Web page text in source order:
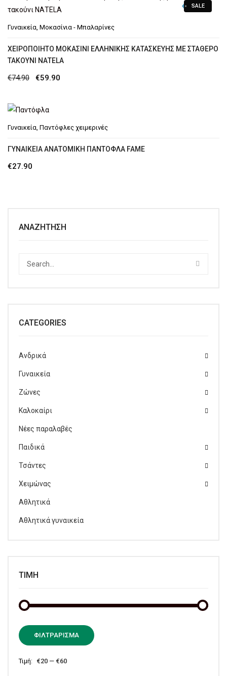
SALE
Γυναικεία Μοκασίνια - Μπαλαρίνες
XΕΙΡΟΠΟΊΗΤΟ ΜΟΚΑΣΊΝΙ ΕΛΛΗΝΙΚΉΣ ΚΑΤΑΣΚΕΥΉΣ ΜΕ ΣΤΑΘΕΡΌ
ΤΑΚΟΎΝΙ ΝΑΤΕLA
€74.90
Original
was:
€74.90.
€59.90
Γυναικεία Παντόφλες χειμερινές
ΓΥΝΑΙΚΕΊΑ ΑΝΑΤΟΜΙΚΉ ΠΑΝΤΌΦΛΑ FAME
€27.90
ΑΝΑΖΉΤΗΣΗ
CATEGORIES
Ανδρικά
Γυναικεία
Ζώνες
Καλοκαίρι
Νέες παραλαβές
Παιδικά
Τσάντες
Χειμώνας
Αθλητικά
Αθλητικά γυναικεία
ΤΙΜΉ
ΦΙΛΤΡΆΡΙΣΜΑ
Τιμή: €20 — €60